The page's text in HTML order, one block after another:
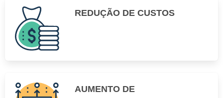
REDUÇÃO DE CUSTOS
AUMENTO DE